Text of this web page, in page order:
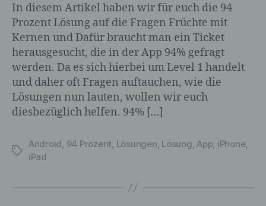
In diesem Artikel haben wir für euch die 94
Prozent Lösung auf die Fragen Früchte mit
Kernen und Dafür braucht man ein Ticket
herausgesucht, die in der App 94% gefragt
werden. Da es sich hierbei um Level 1 handelt
und daher oft Fragen auftauchen, wie die
Lösungen nun lauten, wollen wir euch
diesbezüglich helfen. 94% […]
Schlagwörter
Android 94 Prozent Lösungen Lösung ,App, iPhone,
iPad
c) Verarbeitung
Verarbeitung ist jeder mit oder ohne Hilfe
automatisierter Verfahren ausgeführte
Vorgang oder jede solche Vorgangsreihe
im Zusammenhang mit
personenbezogenen Daten wie das
Erheben, das Erfassen, die Organisation,
das Ordnen, die Speicherung, die
Auslesen, das Abfragen, die Verwendung,
die Offenlegung durch Übermittlung,
Verknüpfung, die Einschränkung, das